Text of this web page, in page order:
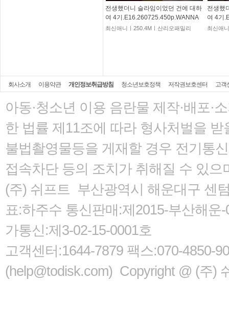
전생했더니 슬라임이었던 건에 대하
여 4기.E16.260725.450p.WANNA
최신애니ㅣ250.4Mㅣ산리오패밀리
전생했
여 4기
최신애
회사소개 이용약관 개인정보취급방침 청소년보호정책 저작권보호센터 고객
아동·청소년 이용 음란물 제작·배포·
한 법률 제11조에 따라 형사처벌을 받
불법촬영물등을 게재할 경우 전기통
접속차단 등의 조치가 취해질 수 있으
(주) 쉬프트 부산광역시 해운대구 센
표:하주수 통신판매:제2015-부산해
가통신:제3-02-15-0001호
고객센터:1644-7879 팩스:070-4850-
(help@todisk.com) Copyright @ (주)